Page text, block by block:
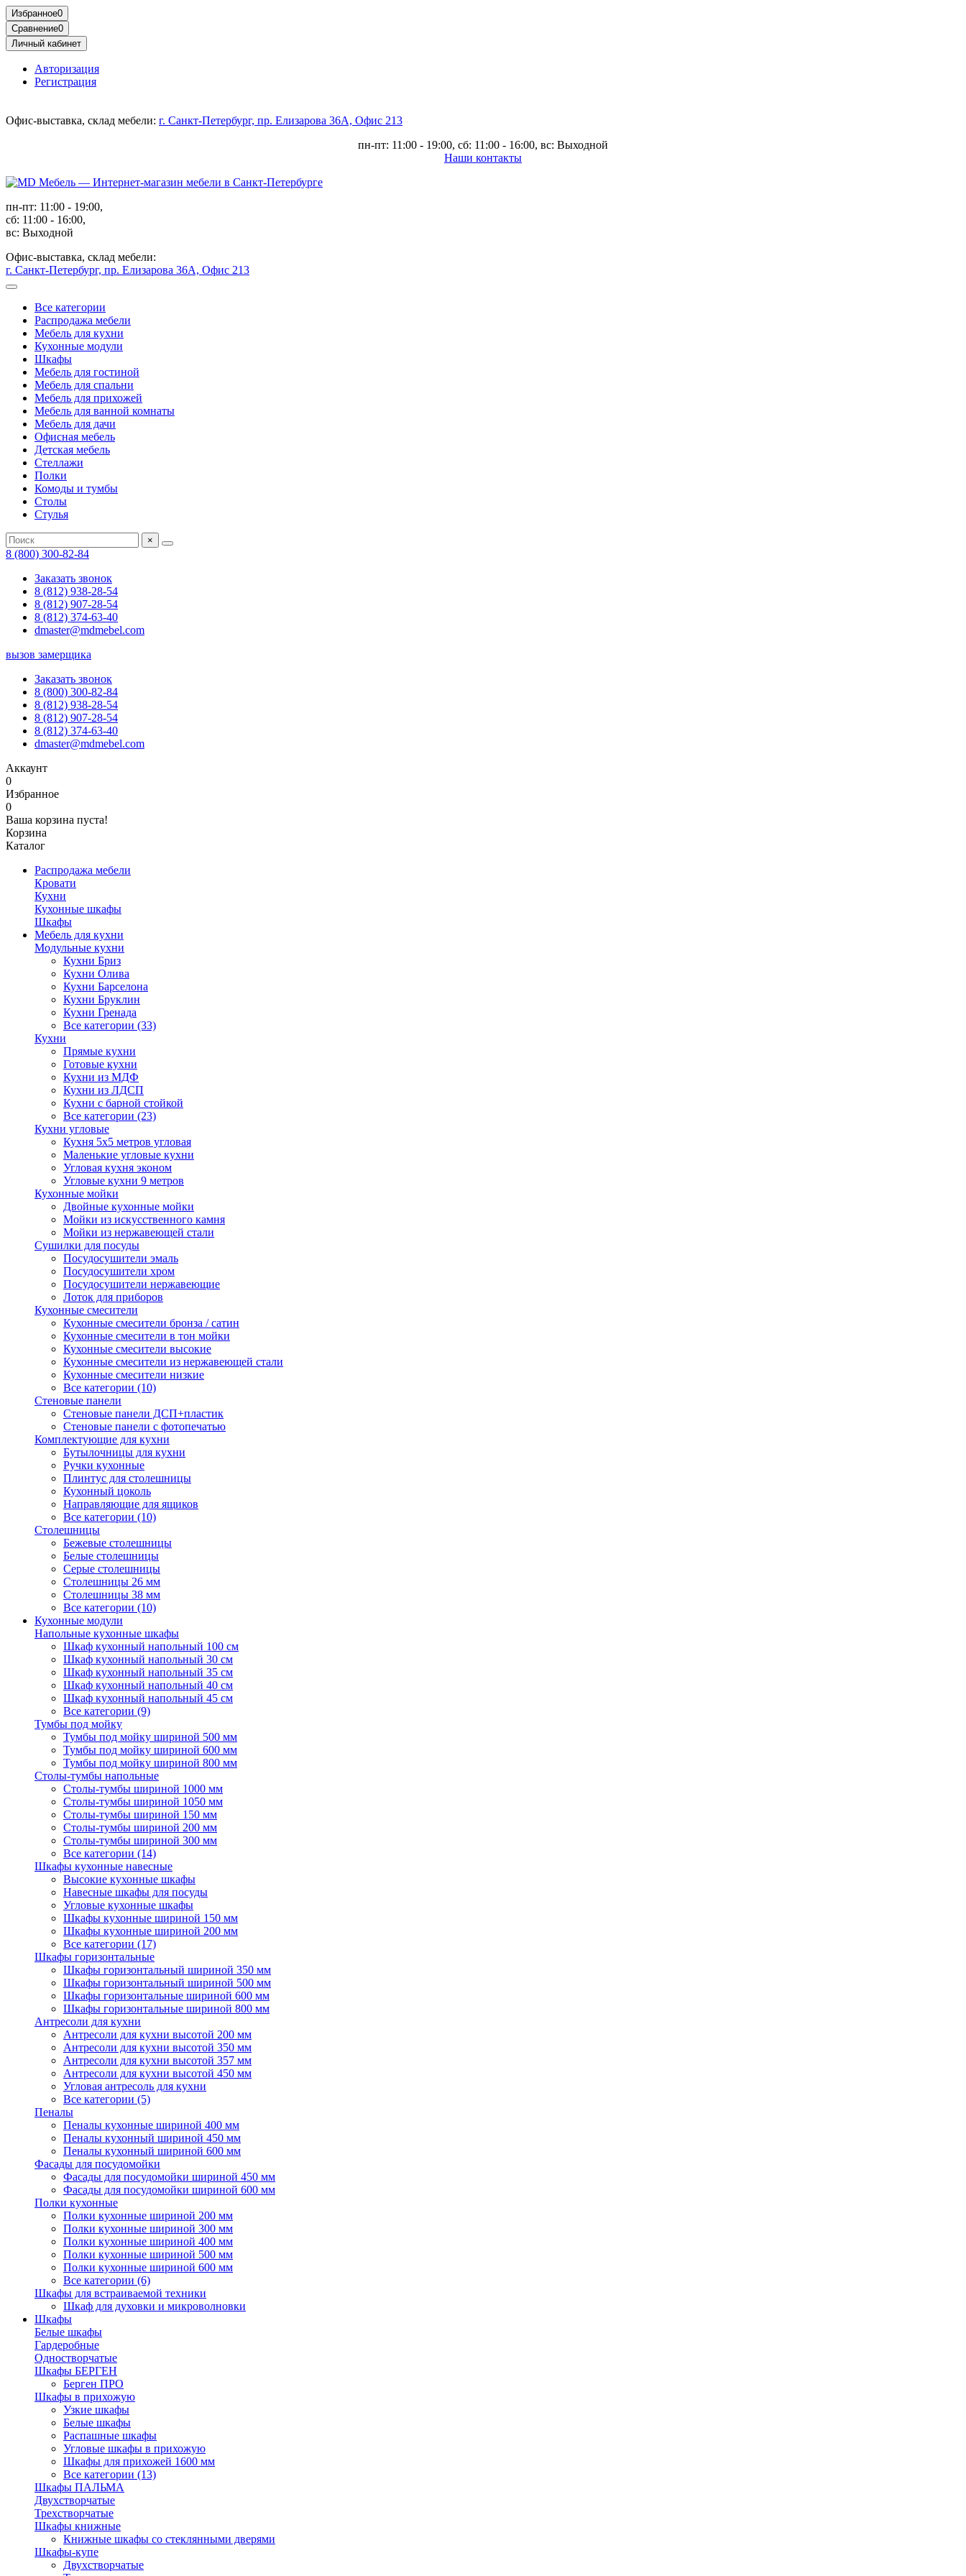
Избранное0
Сравнение0
Личный кабинет
Авторизация
Регистрация
Офис-выставка, склад мебели: г. Санкт-Петербург, пр. Елизарова 36А, Офис 213
пн-пт: 11:00 - 19:00, сб: 11:00 - 16:00, вс: Выходной
Наши контакты
пн-пт: 11:00 - 19:00,
сб: 11:00 - 16:00,
вс: Выходной
Офис-выставка, склад мебели:
г. Санкт-Петербург, пр. Елизарова 36А, Офис 213
Все категории
Распродажа мебели
Мебель для кухни
Кухонные модули
Шкафы
Мебель для гостиной
Мебель для спальни
Мебель для прихожей
Мебель для ванной комнаты
Мебель для дачи
Офисная мебель
Детская мебель
Стеллажи
Полки
Комоды и тумбы
Столы
Стулья
×
8 (800) 300-82-84
Заказать звонок
8 (812) 938-28-54
8 (812) 907-28-54
8 (812) 374-63-40
dmaster@mdmebel.com
вызов замерщика
Заказать звонок
8 (800) 300-82-84
8 (812) 938-28-54
8 (812) 907-28-54
8 (812) 374-63-40
dmaster@mdmebel.com
Аккаунт
0
Избранное
0
Ваша корзина пуста!
Корзина
Каталог
Распродажа мебели
Кровати
Кухни
Кухонные шкафы
Шкафы
Мебель для кухни
Модульные кухни
Кухни Бриз
Кухни Олива
Кухни Барселона
Кухни Бруклин
Кухни Гренада
Все категории (33)
Кухни
Прямые кухни
Готовые кухни
Кухни из МДФ
Кухни из ЛДСП
Кухни с барной стойкой
Все категории (23)
Кухни угловые
Кухня 5х5 метров угловая
Маленькие угловые кухни
Угловая кухня эконом
Угловые кухни 9 метров
Кухонные мойки
Двойные кухонные мойки
Мойки из искусственного камня
Мойки из нержавеющей стали
Сушилки для посуды
Посудосушители эмаль
Посудосушители хром
Посудосушители нержавеющие
Лоток для приборов
Кухонные смесители
Кухонные смесители бронза / сатин
Кухонные смесители в тон мойки
Кухонные смесители высокие
Кухонные смесители из нержавеющей стали
Кухонные смесители низкие
Все категории (10)
Стеновые панели
Стеновые панели ДСП+пластик
Стеновые панели с фотопечатью
Комплектующие для кухни
Бутылочницы для кухни
Ручки кухонные
Плинтус для столешницы
Кухонный цоколь
Направляющие для ящиков
Все категории (10)
Столешницы
Бежевые столешницы
Белые столешницы
Серые столешницы
Столешницы 26 мм
Столешницы 38 мм
Все категории (10)
Кухонные модули
Напольные кухонные шкафы
Шкаф кухонный напольный 100 см
Шкаф кухонный напольный 30 см
Шкаф кухонный напольный 35 см
Шкаф кухонный напольный 40 см
Шкаф кухонный напольный 45 см
Все категории (9)
Тумбы под мойку
Тумбы под мойку шириной 500 мм
Тумбы под мойку шириной 600 мм
Тумбы под мойку шириной 800 мм
Столы-тумбы напольные
Столы-тумбы шириной 1000 мм
Столы-тумбы шириной 1050 мм
Столы-тумбы шириной 150 мм
Столы-тумбы шириной 200 мм
Столы-тумбы шириной 300 мм
Все категории (14)
Шкафы кухонные навесные
Высокие кухонные шкафы
Навесные шкафы для посуды
Угловые кухонные шкафы
Шкафы кухонные шириной 150 мм
Шкафы кухонные шириной 200 мм
Все категории (17)
Шкафы горизонтальные
Шкафы горизонтальный шириной 350 мм
Шкафы горизонтальный шириной 500 мм
Шкафы горизонтальные шириной 600 мм
Шкафы горизонтальные шириной 800 мм
Антресоли для кухни
Антресоли для кухни высотой 200 мм
Антресоли для кухни высотой 350 мм
Антресоли для кухни высотой 357 мм
Антресоли для кухни высотой 450 мм
Угловая антресоль для кухни
Все категории (5)
Пеналы
Пеналы кухонные шириной 400 мм
Пеналы кухонный шириной 450 мм
Пеналы кухонный шириной 600 мм
Фасады для посудомойки
Фасады для посудомойки шириной 450 мм
Фасады для посудомойки шириной 600 мм
Полки кухонные
Полки кухонные шириной 200 мм
Полки кухонные шириной 300 мм
Полки кухонные шириной 400 мм
Полки кухонные шириной 500 мм
Полки кухонные шириной 600 мм
Все категории (6)
Шкафы для встраиваемой техники
Шкаф для духовки и микроволновки
Шкафы
Белые шкафы
Гардеробные
Одностворчатые
Шкафы БЕРГЕН
Берген ПРО
Шкафы в прихожую
Узкие шкафы
Белые шкафы
Распашные шкафы
Угловые шкафы в прихожую
Шкафы для прихожей 1600 мм
Все категории (13)
Шкафы ПАЛЬМА
Двухстворчатые
Трехстворчатые
Шкафы книжные
Книжные шкафы со стеклянными дверями
Шкафы-купе
Двухстворчатые